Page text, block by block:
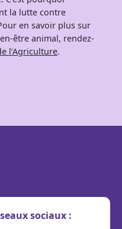
la lutte contre
en savoir plus sur
être animal, rendez-
l’Agriculture.
sociaux :